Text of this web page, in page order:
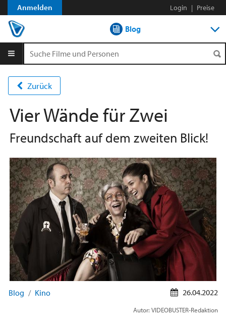
Anmelden Login | Preise
Blog
Shop
Zurück
Vier Wände für Zwei
Freundschaft auf dem zweiten Blick!
Blog Kino 26.04.2022
Autor: VIDEOBUSTER-Redaktion